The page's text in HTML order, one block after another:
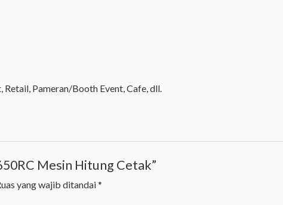
Pameran/Booth Event, Cafe, dll.
Mesin Hitung Cetak”
yang wajib ditandai*